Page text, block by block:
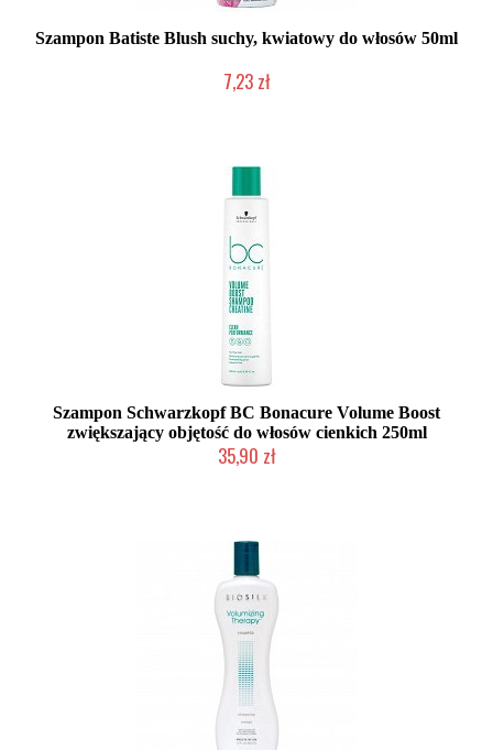
Szampon Batiste Blush suchy, kwiatowy do włosów 50ml
7,23 zł
Szampon Schwarzkopf BC Bonacure Volume Boost
zwiększający objętość do włosów cienkich 250ml
35,90 zł